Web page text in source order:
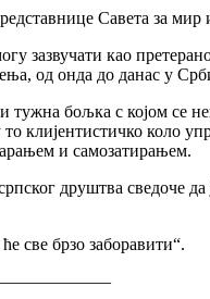
Савета за мир
зазвучати као
од онда до данас у
бољка с којом се
клијентистичко коло
и самозатирањем.
друштва сведоче
све брзо заборавити“.